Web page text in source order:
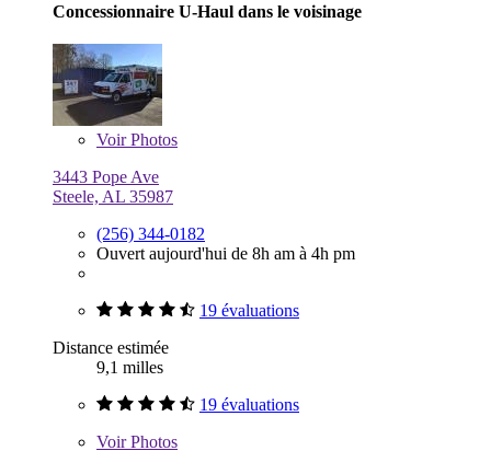
Concessionnaire U-Haul dans le voisinage
VoirPhotos
3443 Pope Ave
Steele, AL 35987
(256) 344-0182
Ouvert aujourd'hui de 8h am à 4h pm
19 évaluations
Distance estimée
9,1 milles
19 évaluations
VoirPhotos